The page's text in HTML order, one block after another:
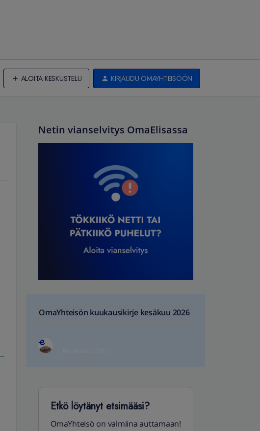
ALOITA KESKUSTELU KIRJAUDU OMAYHTEISÖÖN
Netin vianselvitys OmaElisassa
OmaYhteisön kuukausikirje kesäkuu 2026
Etkö löytänyt etsimääsi?
OmaYhteisö on valmiina auttamaan!